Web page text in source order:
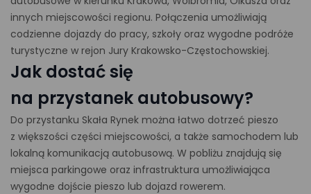
innych miejscowości regionu. Połączenia umożliwiają
codzienne dojazdy do pracy, szkoły oraz wygodne podróże
turystyczne w rejon Jury Krakowsko-Częstochowskiej.
Jak dostać się
na przystanek autobusowy?
Do przystanku Skała Rynek można łatwo dotrzeć pieszo
z większości części miejscowości, a także samochodem lub
lokalną komunikacją autobusową. W pobliżu znajdują się
miejsca parkingowe oraz infrastruktura umożliwiająca
wygodne dojście pieszo lub dojazd rowerem.